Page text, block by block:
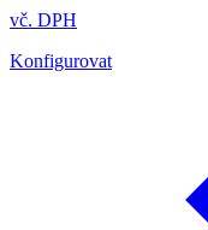
vč. DPH
Konfigurovat